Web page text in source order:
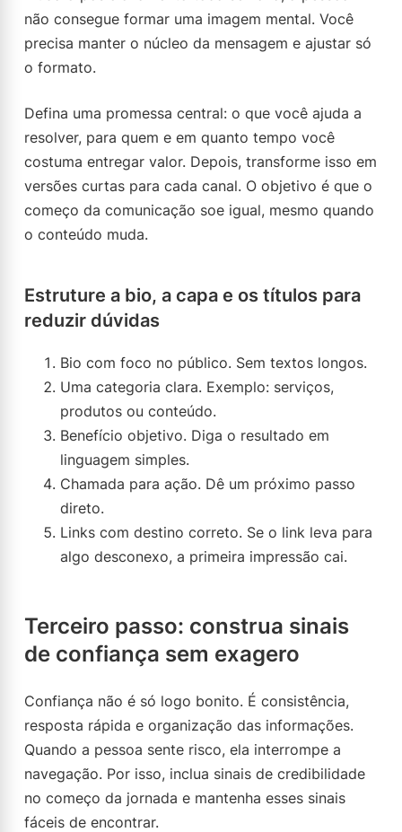
não consegue formar uma imagem mental. Você
precisa manter o núcleo da mensagem e ajustar só
o formato.
Defina uma promessa central: o que você ajuda a
resolver, para quem e em quanto tempo você
costuma entregar valor. Depois, transforme isso em
versões curtas para cada canal. O objetivo é que o
começo da comunicação soe igual, mesmo quando
o conteúdo muda.
Estruture a bio, a capa e os títulos para
reduzir dúvidas
Bio com foco no público. Sem textos longos.
Uma categoria clara. Exemplo: serviços,
produtos ou conteúdo.
Benefício objetivo. Diga o resultado em
linguagem simples.
Chamada para ação. Dê um próximo passo
direto.
Links com destino correto. Se o link leva para
algo desconexo, a primeira impressão cai.
Terceiro passo: construa sinais
de confiança sem exagero
Confiança não é só logo bonito. É consistência,
resposta rápida e organização das informações.
Quando a pessoa sente risco, ela interrompe a
navegação. Por isso, inclua sinais de credibilidade
no começo da jornada e mantenha esses sinais
fáceis de encontrar.